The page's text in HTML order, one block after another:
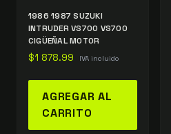
1986 1987 SUZUKI
INTRUDER VS700 VS700
CIGÜEÑAL MOTOR
$1 878.99 IVA incluido
AGREGAR AL
CARRITO